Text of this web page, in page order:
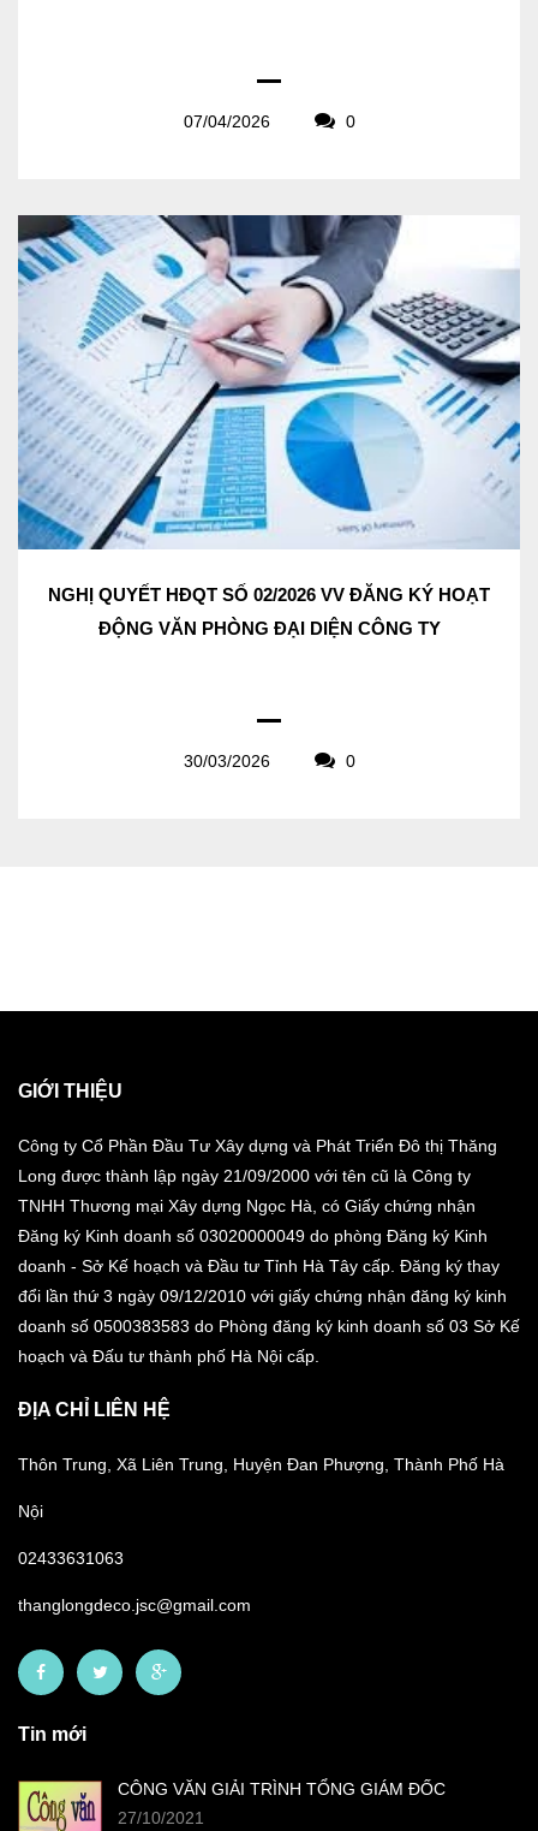
07/04/2026 0
NGHỊ QUYẾT HĐQT SỐ 02/2026 VV ĐĂNG KÝ HOẠT
ĐỘNG VĂN PHÒNG ĐẠI DIỆN CÔNG TY
30/03/2026 0
GIỚI THIỆU
Công ty Cổ Phần Đầu Tư Xây dựng và Phát Triển Đô thị Thăng
Long được thành lập ngày 21/09/2000 với tên cũ là Công ty
TNHH Thương mại Xây dựng Ngọc Hà, có Giấy chứng nhận
Đăng ký Kinh doanh số 03020000049 do phòng Đăng ký Kinh
doanh - Sở Kế hoạch và Đầu tư Tỉnh Hà Tây cấp. Đăng ký thay
đổi lần thứ 3 ngày 09/12/2010 với giấy chứng nhận đăng ký kinh
doanh số 0500383583 do Phòng đăng ký kinh doanh số 03 Sở Kế
hoạch và Đấu tư thành phố Hà Nội cấp.
ĐỊA CHỈ LIÊN HỆ
Thôn Trung, Xã Liên Trung, Huyện Đan Phượng, Thành Phố Hà
Nội
02433631063
thanglongdeco.jsc@gmail.com
Tin mới
CÔNG VĂN GIẢI TRÌNH TỔNG GIÁM ĐỐC
27/10/2021